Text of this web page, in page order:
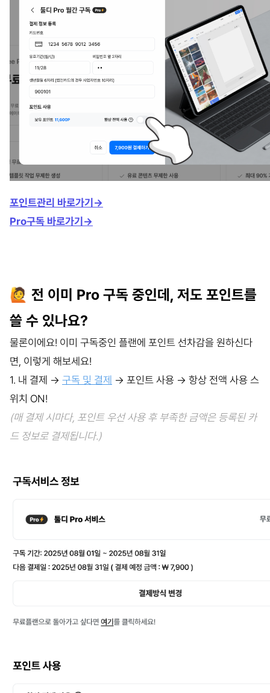
포인트관리 바로가기 →
Pro구독 바로가기→
🙋 전 이미 Pro 구독 중인데, 저도 포인트를
쓸 수 있나요?
물론이에요! 이미 구독중인 플랜에 포인트 선차감을 원하신다
면, 이렇게 해보세요!
1. 내 결제 → 구독 및 결제 → 포인트 사용 → 항상 전액 사용 스
위치 ON!
(매 결제 시마다, 포인트 우선 사용 후 부족한 금액은 등록된 카
드 정보로 결제됩니다.)